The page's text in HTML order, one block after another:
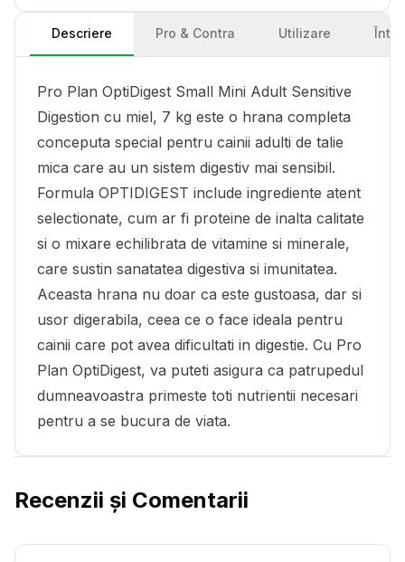
Descriere Pro & Contra Utilizare
Pro Plan OptiDigest Small Mini Adult Sensitive
Digestion cu miel, 7 kg este o hrana completa
conceputa special pentru cainii adulti de talie
mica care au un sistem digestiv mai sensibil.
Formula OPTIDIGEST include ingrediente atent
selectionate, cum ar fi proteine de inalta calitate
si o mixare echilibrata de vitamine si minerale,
care sustin sanatatea digestiva si imunitatea.
Aceasta hrana nu doar ca este gustoasa, dar si
usor digerabila, ceea ce o face ideala pentru
cainii care pot avea dificultati in digestie. Cu Pro
Plan OptiDigest, va puteti asigura ca patrupedul
dumneavoastra primeste toti nutrientii necesari
pentru a se bucura de viata.
Recenzii și Comentarii